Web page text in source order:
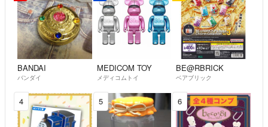
BANDAI
バンダイ
MEDICOM TOY
メディコムトイ
BE@RBRICK
ベアブリック
4 5 6